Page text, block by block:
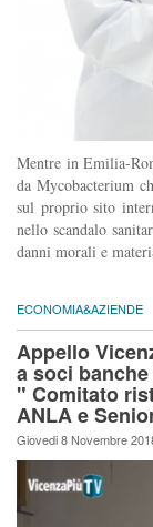
Mentre in Emilia-
da Mycobacterium
sul proprio sito
nello scandalo
danni morali e
ECONOMIA&AZIENDE
Appello
a soci
" Comitato
ANLA e
Giovedi 8 Novembre